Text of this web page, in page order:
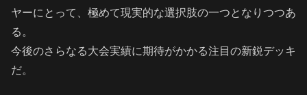
ヤーにとって、極めて現実的な選択肢の一つとなりつつあ
る。
今後のさらなる大会実績に期待がかかる注目の新鋭デッキ
だ。